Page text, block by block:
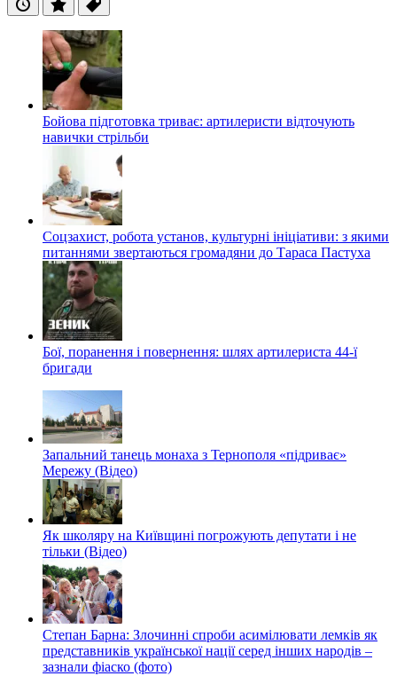
ОстанніПопулярні
Теги
Бойова підготовка триває: артилеристи відточують
навички стрільби
Соцзахист, робота установ, культурні ініціативи: з якими
питаннями звертаються громадяни до Тараса Пастуха
Бої, поранення і повернення: шлях артилериста 44-ї
бригади
Запальний танець монаха з Тернополя «підриває»
Мережу (Відео)
Як школяру на Київщині погрожують депутати і не
тільки (Відео)
Степан Барна: Злочинні спроби асимілювати лемків як
представників української нації серед інших народів –
зазнали фіаско (фото)